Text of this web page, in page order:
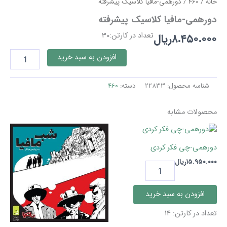
دورهمی-مافیا کلاسیک پیشرفته
۸.۴۵۰.۰۰۰ریالتعداد در کارتن:30
دورهمی-
افزودن به سبد خرید
شناسه محصول: 22833 دسته: 460
محصولات مشابه
دورهمی-چی فکر کردی
۱۵.۹۵۰.۰۰۰ریال دورهمی-
فکر
کردی
عدد
افزودن به سبد خرید
تعداد در کارتن: 14